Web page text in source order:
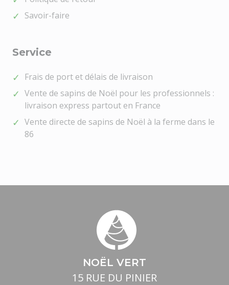
Savoir-faire
Service
Frais de port et délais de livraison
Vente de sapins de Noël pour les professionnels :
livraison express partout en France
Vente directe de sapins de Noël à la ferme dans le
86
NOËL VERT
15 RUE DU PINIER